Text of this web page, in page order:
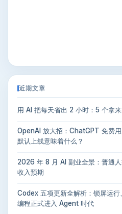
近期文章
用 AI 把每天省出 2 小时：5 个拿
OpenAI 放大招：ChatGPT 免费
默认上线意味着什么？
2026 年 8 月 AI 副业全景：普通
收入预期
Codex 五项更新全解析：锁屏运
编程正式进入 Agent 时代